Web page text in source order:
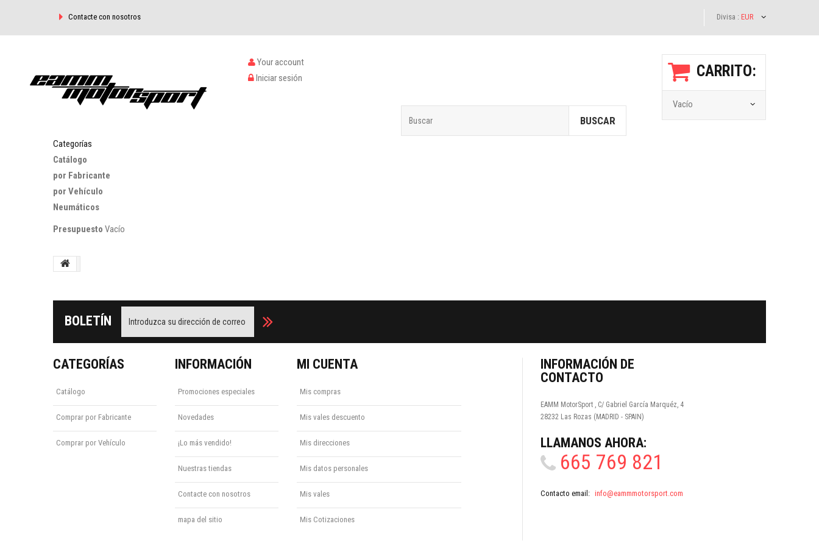
Divisa : EUR
Contacte con nosotros
CARRITO:
Vacío
Your account
Iniciar sesión
BUSCAR
Categorías
Catálogo
por Fabricante
por Vehículo
Neumáticos
Presupuesto Vacío
BOLETÍN
CATEGORÍAS
Catálogo
Comprar por Fabricante
Comprar por Vehículo
INFORMACIÓN
Promociones especiales
Novedades
¡Lo más vendido!
Nuestras tiendas
Contacte con nosotros
mapa del sitio
MI CUENTA
Mis compras
Mis vales descuento
Mis direcciones
Mis datos personales
Mis vales
Mis Cotizaciones
INFORMACIÓN DE
CONTACTO
EAMM MotorSport , C/ Gabriel García Marquéz, 4
28232 Las Rozas (MADRID - SPAIN)
LLÁMANOS AHORA:
665 769 821
Contacto email: info@eammmotorsport.com